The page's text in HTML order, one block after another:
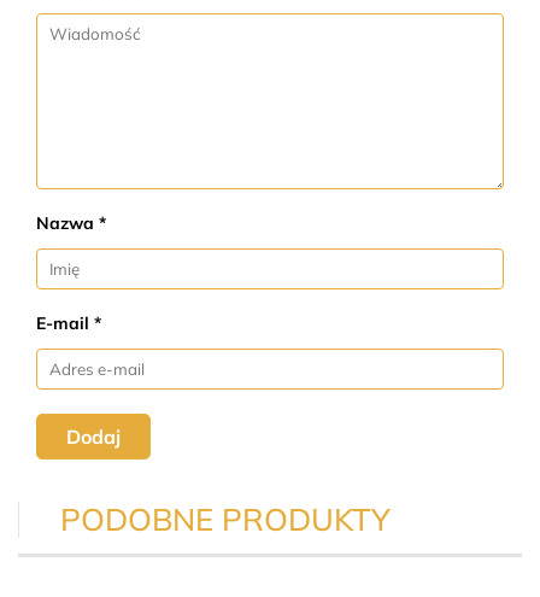
Nazwa *
E-mail *
Dodaj
PODOBNE PRODUKTY